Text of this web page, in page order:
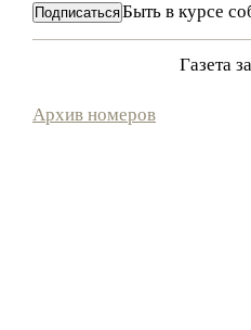
Быть в курсе
Газета
Архив номеров